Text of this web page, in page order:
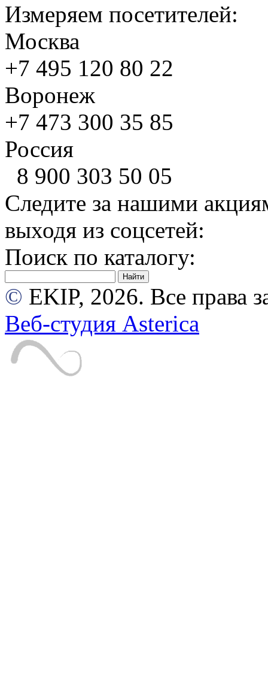
Измеряем посетителей:
Москва
+7 495 120 80 22
Воронеж
+7 473 300 35 85
Россия
8 900 303 50 05
Следите за нашими
выходя из соцсетей:
Поиск по каталогу:
© EKIP, 2026. Все права
Веб-студия Asterica